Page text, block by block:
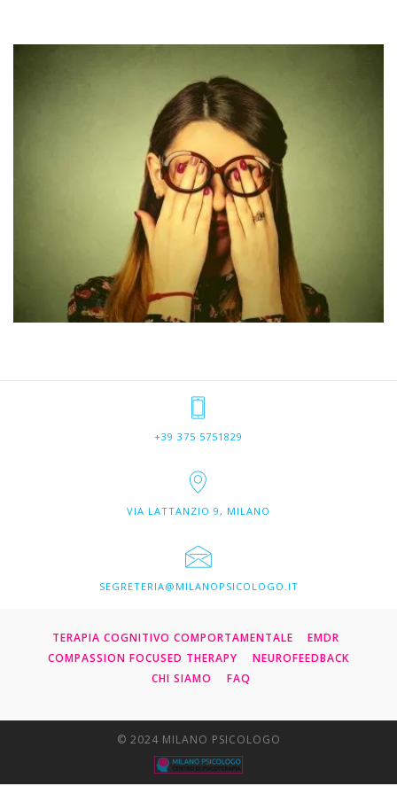
+39 375 5751829
VIA LATTANZIO 9, MILANO
SEGRETERIA@MILANOPSICOLOGO.IT
TERAPIA COGNITIVO COMPORTAMENTALE
EMDR
COMPASSION FOCUSED THERAPY
NEUROFEEDBACK
CHI SIAMO
FAQ
© 2024 MILANO PSICOLOGO